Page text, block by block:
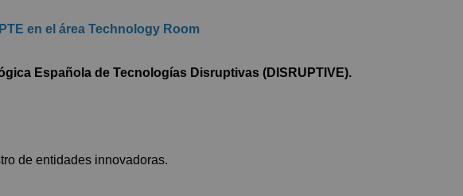
en el área Technology Room
Española de Tecnologías Disruptivas (DISRUPTIVE).
de entidades innovadoras.